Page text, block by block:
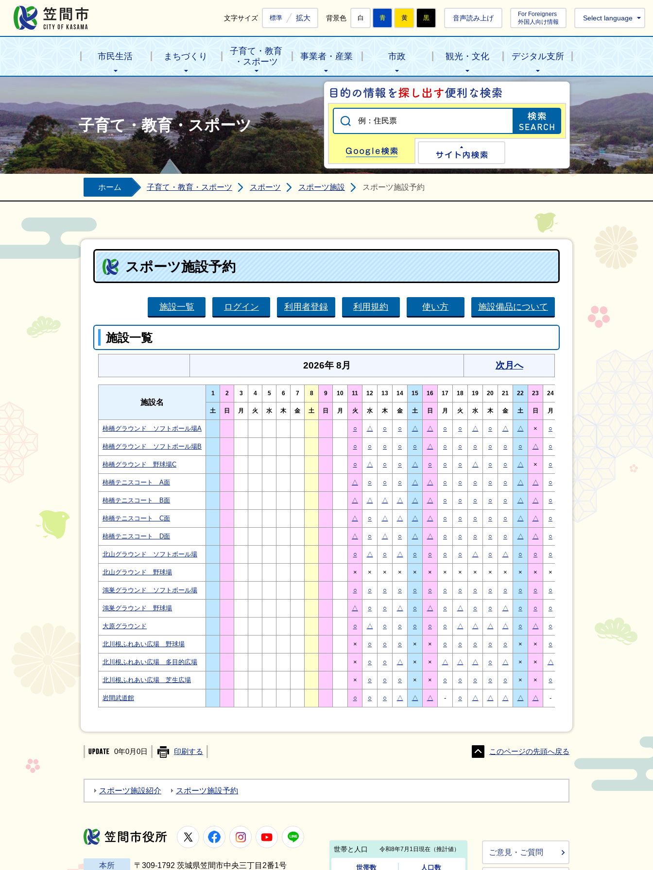
文字サイズ 標準 拡大 背景色 白 青 黄 黒 音声読み上げ
For Foreigners
外国人向け情報
Select language
市民生活 まちづくり
子育て・教育
・スポーツ
事業者・産業 市政 観光・文化 デジタル支所
子育て・教育・スポーツ
目的の情報を探
Google検索
ホーム 子育て・教育・スポーツ スポーツ スポーツ施設 スポーツ施設予約
スポーツ施設予約
施設一覧 ログイン 利用者登録 利用規約 使い方 施設備品について
施設一覧
2026年 8月 次月へ
施設名
1 2 3 4 5 6 7 8 9 10 11 12 13 14 15 16 17 18 19 20 21 22 23 24
土 日 月 火 水 木 金 土 日 月 火 水 木 金 土 日 月 火 水 木 金 土 日 月
柿橋グラウンド ソフトボール場A ○ △ ○ ○ △ △ ○ ○ △ ○ △ △ × ○
柿橋グラウンド ソフトボール場B ○ ○ ○ ○ ○ △ ○ ○ ○ ○ ○ ○ △ ○ ○
柿橋グラウンド 野球場C ○ △ ○ ○ △ ○ ○ ○ △ ○ ○ △ × ○
柿橋テニスコート A面 △ ○ ○ ○ △ △ ○ ○ ○ ○ ○ △ △ ○
柿橋テニスコート B面 △ △ △ △ △ △ ○ ○ ○ ○ ○ △ △ ○
柿橋テニスコート C面 △ ○ △ △ △ △ ○ ○ ○ ○ ○ △ △ ○
柿橋テニスコート D面 △ ○ △ ○ △ △ ○ ○ ○ ○ ○ △ △ ○
北山グラウンド ソフトボール場 ○ △ ○ △ ○ ○ ○ ○ △ ○ △ ○ ○ ○
北山グラウンド 野球場 × × × × × × × × × × × × × ×
鴻巣グラウンド ソフトボール場 ○ ○ ○ ○ ○ ○ ○ ○ ○ ○ ○ ○ ○ ○
鴻巣グラウンド 野球場 △ ○ ○ △ ○ △ ○ △ ○ ○ △ ○ ○ ○
大原グラウンド ○ △ ○ ○ ○ ○ ○ △ △ △ △ ○ △ ○ △ △ ○
北川根ふれあい広場 野球場 × ○ ○ ○ × × ○ ○ ○ ○ ○ × × ○ ×
北川根ふれあい広場 多目的広場 × ○ ○ △ × × △ △ △ ○ △ × × △
北川根ふれあい広場 芝生広場 × ○ ○ ○ × × ○ ○ ○ ○ ○ × × ○
岩間武道館 ○ ○ ○ △ △ △ - ○ △ △ △ △ △ -
0年0月0日 印刷する このページの先頭へ戻る
スポーツ施設紹介 スポーツ施設予約
笠間市役所
X FacebookInstagramYoutube
本所 〒309-1792 茨城県笠間市中央三丁目2番1号
ご意見・ご質問